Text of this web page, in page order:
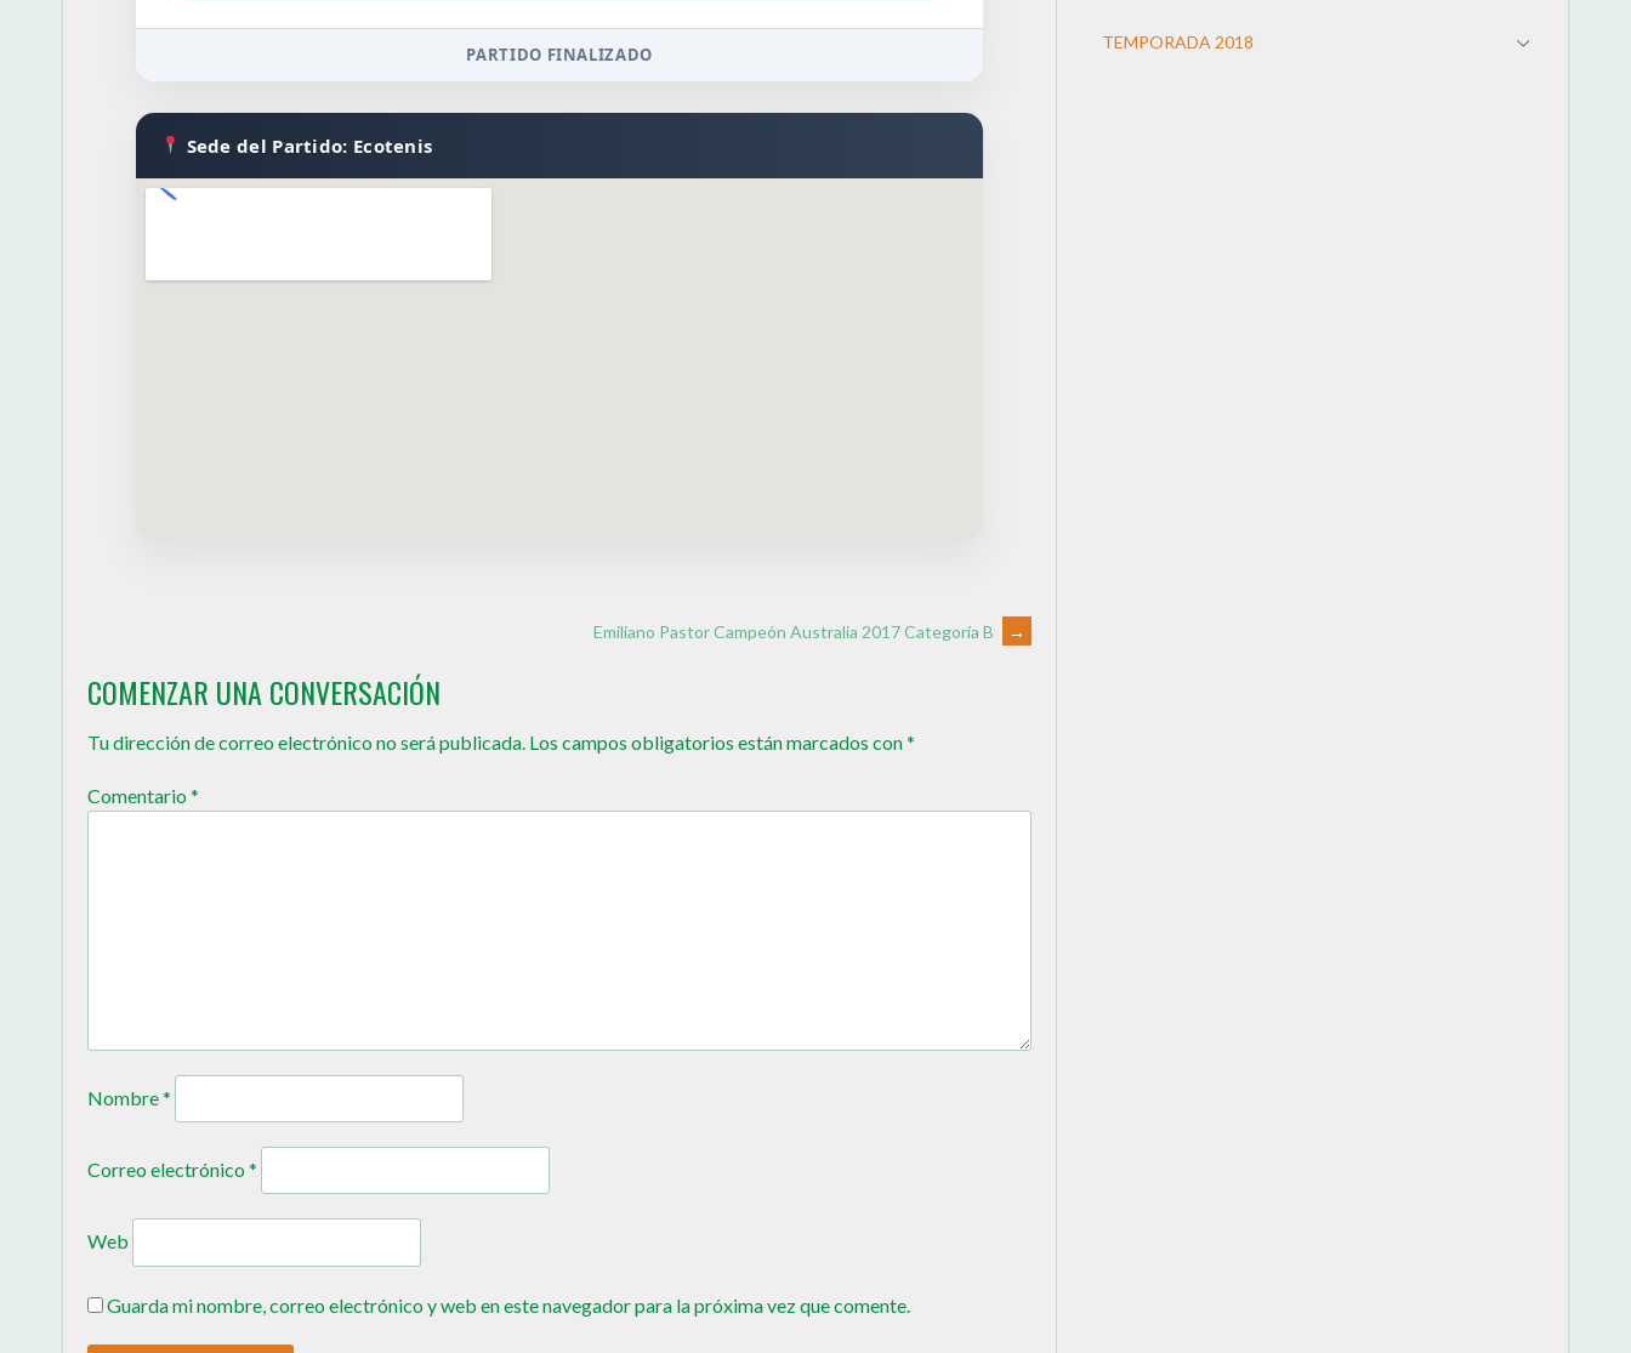
PARTIDO FINALIZADO
Sede del Partido: Ecotenis
Emiliano Pastor Campeón Australia 2017 Categoría B →
COMENZAR UNA CONVERSACIÓN
Tu dirección de correo electrónico no será publicada. Los campos obligatorios están marcados con*
Comentario*
Nombre*
Correo electrónico*
Web
Guarda mi nombre, correo electrónico y web en este navegador para la próxima vez que comente.
TEMPORADA 2018